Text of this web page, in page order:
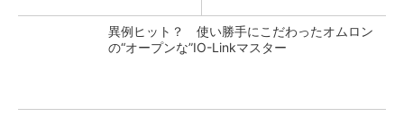
異例ヒット？ 使い勝手にこだわったオムロン
の“オープンな”IO-Linkマスター